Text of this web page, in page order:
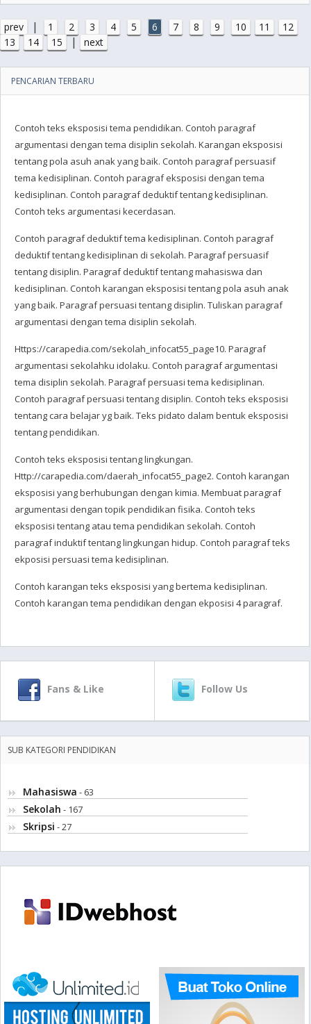
prev | 1 2 3 4 5 6 7 8 9 10 11
12
13
14 15 | next
PENCARIAN TERBARU
Contoh teks eksposisi tema pendidikan. Contoh paragraf
argumentasi dengan tema disiplin sekolah. Karangan eksposisi
tentang pola asuh anak yang baik. Contoh paragraf persuasif
tema kedisiplinan. Contoh paragraf eksposisi dengan tema
kedisiplinan. Contoh paragraf deduktif tentang kedisiplinan.
Contoh teks argumentasi kecerdasan.
Contoh paragraf deduktif tema kedisiplinan. Contoh paragraf
deduktif tentang kedisiplinan di sekolah. Paragraf persuasif
tentang disiplin. Paragraf deduktif tentang mahasiswa dan
kedisiplinan. Contoh karangan eksposisi tentang pola asuh anak
yang baik. Paragraf persuasi tentang disiplin. Tuliskan paragraf
argumentasi dengan tema disiplin sekolah.
Https://carapedia.com/sekolah_infocat55_page10. Paragraf
argumentasi sekolahku idolaku. Contoh paragraf argumentasi
tema disiplin sekolah. Paragraf persuasi tema kedisiplinan.
Contoh paragraf persuasi tentang disiplin. Contoh teks eksposisi
tentang cara belajar yg baik. Teks pidato dalam bentuk eksposisi
tentang pendidikan.
Contoh teks eksposisi tentang lingkungan.
Http://carapedia.com/daerah_infocat55_page2. Contoh karangan
eksposisi yang berhubungan dengan kimia. Membuat paragraf
argumentasi dengan topik pendidikan fisika. Contoh teks
eksposisi tentang atau tema pendidikan sekolah. Contoh
paragraf induktif tentang lingkungan hidup. Contoh paragraf teks
ekposisi persuasi tema kedisiplinan.
Contoh karangan teks eksposisi yang bertema kedisiplinan.
Contoh karangan tema pendidikan dengan ekposisi 4 paragraf.
Fans & Like Follow Us
SUB KATEGORI PENDIDIKAN
Mahasiswa - 63
Sekolah - 167
Skripsi - 27